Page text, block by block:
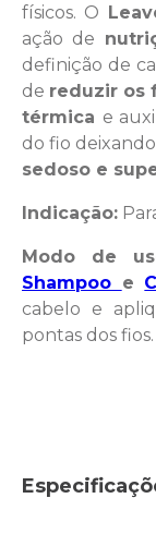
físicos. O
ação de
definição de
de reduzir os
térmica e
do fio
sedoso e
Indicação:
Modo de
Shampoo e
cabelo e
pontas dos